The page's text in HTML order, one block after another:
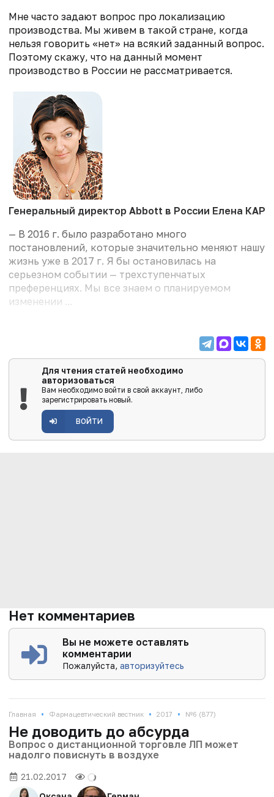
Мне часто задают вопрос про локализацию
производства. Мы живем в такой стране, когда
нельзя говорить «нет» на всякий заданный вопрос.
Поэтому скажу, что на данный момент
производство в России не рассматривается.
Генеральный директор Abbott в России Елена
— В 2016 г. было разработано много
постановлений, которые значительно меняют нашу
жизнь уже в 2017 г. Я бы остановилась на
серьезном событии — трехступенчатых
преференциях. Мы все знаем о планируемом
изменении ...
Для чтения статей необходимо
авторизоваться
Вам необходимо войти в свой аккаунт, либо
зарегистрировать новый.
ВОЙТИ
Нет комментариев
Вы не можете оставлять
комментарии
Пожалуйста,авторизуйтесь
Главная • Фармацевтический вестник • 2017 • №6 (877)
Не доводить до абсурда
Вопрос о дистанционной торговле ЛП может
надолго повиснуть в воздухе
21.02.2017